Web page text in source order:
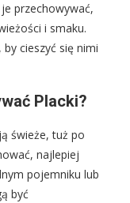
przechowywać,
i smaku.
cieszyć się nimi
Placki?
świeże, tuż po
najlepiej
pojemniku lub
być